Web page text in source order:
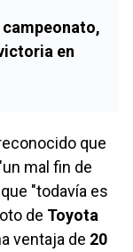
en
que
mal fin de
"todavía es
de Toyota
ventaja de 20